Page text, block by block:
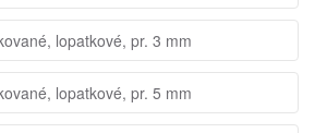
lopatkové, pr. 3 mm
lopatkové, pr. 5 mm